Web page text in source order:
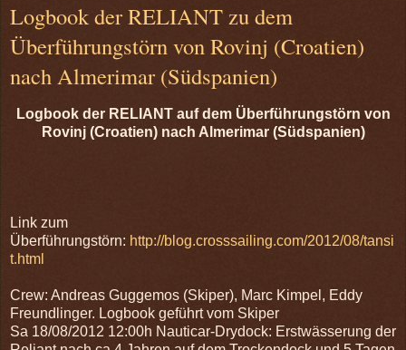
Logbook der RELIANT zu dem
Überführungstörn von Rovinj (Croatien)
nach Almerimar (Südspanien)
Logbook der RELIANT auf dem Überführungstörn von
Rovinj (Croatien) nach Almerimar (Südspanien)
Link zum
Überführungstörn: http://blog.crosssailing.com/2012/08/tansi
t.html
Crew: Andreas Guggemos (Skiper), Marc Kimpel, Eddy
Freundlinger. Logbook geführt vom Skiper
Sa 18/08/2012 12:00h Nauticar-Drydock: Erstwässerung der